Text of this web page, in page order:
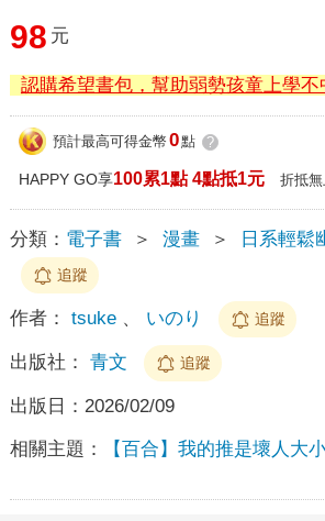
98 元
認購希望書包，幫助弱勢孩童上學不
預計最高可得金幣 0點 ?
HAPPY GO享100累1點 4點抵1元 折抵
分類： 電子書 ＞ 漫畫 ＞ 日系輕鬆
追蹤
作者： tsuke、 いのり 追蹤
出版社： 青文 追蹤
出版日： 2026/02/09
相關主題： 【百合】我的推是壞人大小